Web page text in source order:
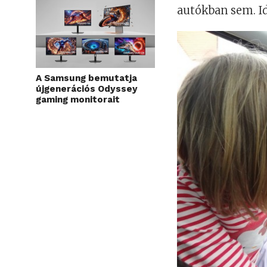
A Samsung bemutatja
újgenerációs Odyssey
gaming monitorait
autókban sem.